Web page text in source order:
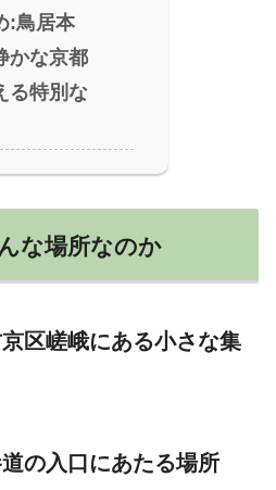
:鳥居本
かな京都
る特別な
な場所なのか
区嵯峨にある小さな集
の入口にあたる場所